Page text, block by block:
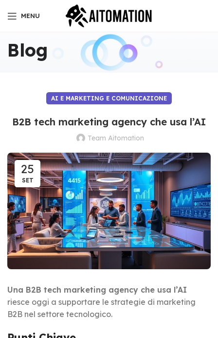
MENU
Blog
AI E MARKETING E COMUNICAZIONE
B2B tech marketing agency che usa l’AI
Team Aitomation
25
SET
Una B2B tech marketing agency che usa l’AI
riesce oggi a supportare le strategie di marketing
B2B nel settore tecnologico.